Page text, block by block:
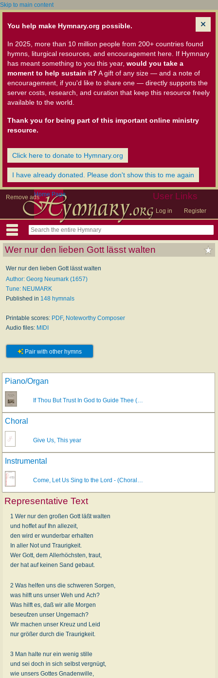
Skip to main content
You help make Hymnary.org possible.
In 2025, more than 10 million people from 200+ countries found
hymns, liturgical resources, and encouragement here. If Hymnary
has meant something to you this year, would you take a
moment to help sustain it? A gift of any size — and a note of
encouragement, if you'd like to share one — directly supports the
server costs, research, and curation that keep this resource freely
available to the world.
Thank you for being part of this important online ministry
resource.
Click here to donate to Hymnary.org
I have already donated. Please don't show this to me again
Remove ads User Links
Log in Register
Home Page
Wer nur den lieben Gott lässt walten
Wer nur den lieben Gott lässt walten
Author: Georg Neumark (1657)
Tune: NEUMARK
Published in 148 hymnals
Printable scores: PDF, Noteworthy Composer
Audio files: MIDI
Pair with other hymns
Piano/Organ
If Thou But Trust In God to Guide Thee (…
Choral
Give Us, This year
Instrumental
Come, Let Us Sing to the Lord - (Choral…
Representative Text
1 Wer nur den großen Gott läßt walten
und hoffet auf Ihn allezeit,
den wird er wunderbar erhalten
In aller Not und Traurigkeit.
Wer Gott, dem Allerhöchsten, traut,
der hat auf keinen Sand gebaut.
2 Was helfen uns die schweren Sorgen,
was hilft uns unser Weh und Ach?
Was hilft es, daß wir alle Morgen
beseufzen unser Ungemach?
Wir machen unser Kreuz und Leid
nur größer durch die Traurigkeit.
3 Man halte nur ein wenig stille
und sei doch in sich selbst vergnügt,
wie unsers Gottes Gnadenwille,